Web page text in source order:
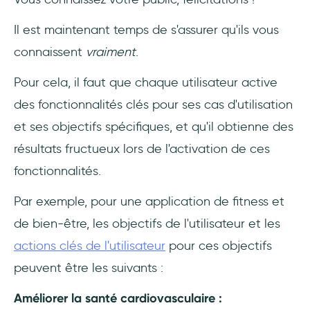
Il est maintenant temps de s'assurer qu'ils vous
connaissent vraiment.
Pour cela, il faut que chaque utilisateur active
des fonctionnalités clés pour ses cas d'utilisation
et ses objectifs spécifiques, et qu'il obtienne des
résultats fructueux lors de l'activation de ces
fonctionnalités.
Par exemple, pour une application de fitness et
de bien-être, les objectifs de l'utilisateur et les
actions clés de l'utilisateur pour ces objectifs
peuvent être les suivants :
Améliorer la santé cardiovasculaire :